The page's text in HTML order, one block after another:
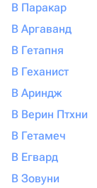
В Паракар
В Аргаванд
В Гетапня
В Геханист
В Ариндж
В Верин Птхни
В Гетамеч
В Егвард
В Зовуни